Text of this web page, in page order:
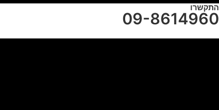
התקשרו
09-8614960